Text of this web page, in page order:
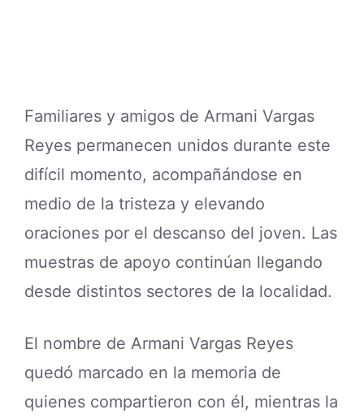
Familiares y amigos de Armani Vargas
Reyes permanecen unidos durante este
difícil momento, acompañándose en
medio de la tristeza y elevando
oraciones por el descanso del joven. Las
muestras de apoyo continúan llegando
desde distintos sectores de la localidad.
El nombre de Armani Vargas Reyes
quedó marcado en la memoria de
quienes compartieron con él, mientras la